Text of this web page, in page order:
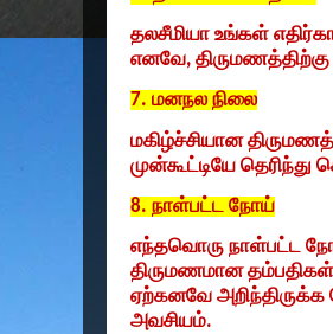
தலசீமியா உங்கள்
எனவே,
7. மனநல நிலை
மகிழ்ச்சியான
முன்கூட்டியே
8. நாள்பட்ட நோய்
எந்தவொரு நாள்பட்ட
திருமணமான தம்பதிகள்
ஏற்கனவே
அவசியம்.